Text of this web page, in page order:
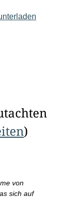
)
von
sich auf